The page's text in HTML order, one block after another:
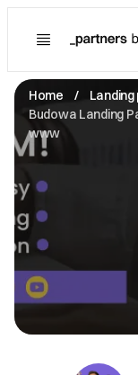
Home
Landing
Budowa Landing
www
Poznaj
Prawa
O Partnerze